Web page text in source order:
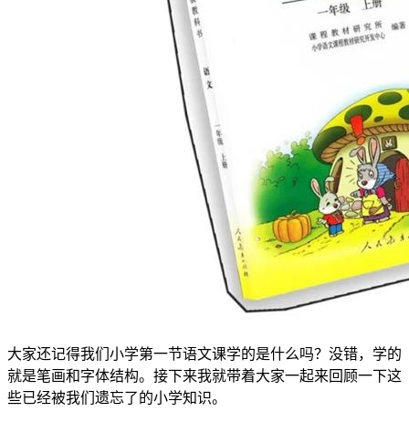
大家还记得我们小学第一节语文课学的是什么吗？没错，学的
就是笔画和字体结构。接下来我就带着大家一起来回顾一下这
些已经被我们遗忘了的小学知识。